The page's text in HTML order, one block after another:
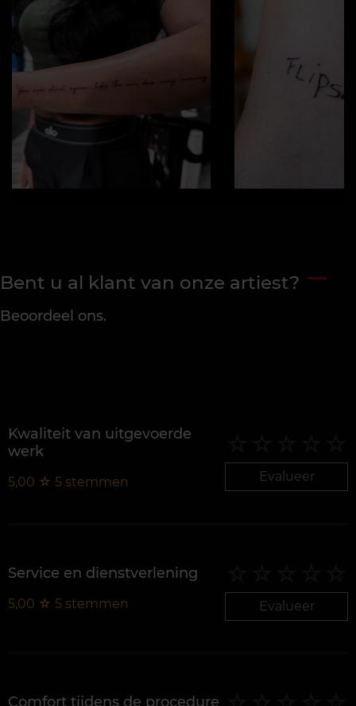
Bent u al klant van onze artiest?
Beoordeel ons.
Kwaliteit van uitgevoerde
werk
5,00 ☆ 5 stemmen Evalueer
Service en dienstverlening
5,00 ☆ 5 stemmen Evalueer
Comfort tijdens de procedure